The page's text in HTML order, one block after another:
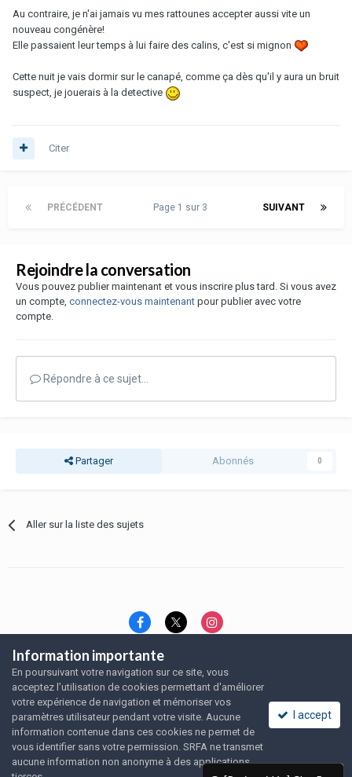
Au contraire, je n'ai jamais vu mes rattounes accepter aussi vite un
nouveau congénère!
Elle passaient leur temps à lui faire des calins, c'est si mignon
Cette nuit je vais dormir sur le canapé, comme ça dès qu'il y aura un bruit
suspect, je jouerais à la detective
Citer
PRÉCÉDENT SUIVANT
Page 1 sur 3
Rejoindre la conversation
Vous pouvez publier maintenant et vous inscrire plus tard. Si vous avez
un compte, connectez-vous maintenant pour publier avec votre
compte.
Répondre à ce sujet…
Partager Abonnés 0
Aller sur la liste des sujets
Langue Thème
Politique de confidentialité
Nous contacter
Nous contacter
SRFA, l'association des amoureux du rat domestique
Powered by Invision Community
Information importante
En poursuivant votre navigation sur ce site, vous
acceptez l’utilisation de cookies permettant d'améliorer
votre expérience de navigation et mémoriser vos
paramètres utilisateur pendant votre visite. Aucune
information contenue dans ces cookies ne permet de
vous identifier sans votre permission. SRFA ne transmet
aucune information non anonyme à des applications
I accept